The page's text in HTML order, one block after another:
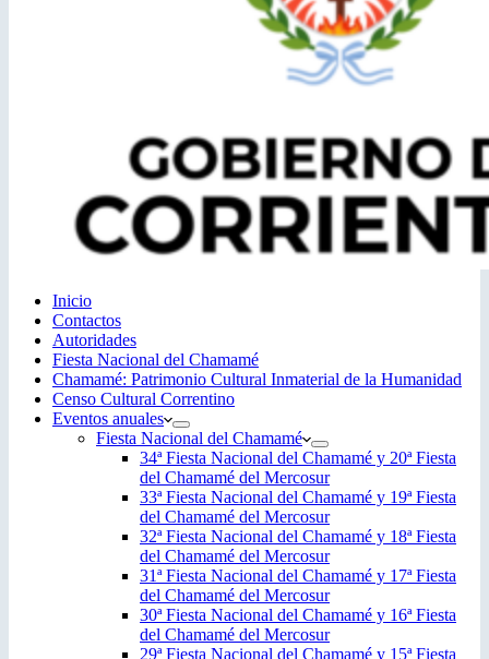
Inicio
Contactos
Autoridades
Fiesta Nacional del Chamamé
Chamamé: Patrimonio Cultural Inmaterial de la Humanidad
Censo Cultural Correntino
Eventos anuales
Fiesta Nacional del Chamamé
34ª Fiesta Nacional del Chamamé y 20ª Fiesta
del Chamamé del Mercosur
33ª Fiesta Nacional del Chamamé y 19ª Fiesta
del Chamamé del Mercosur
32ª Fiesta Nacional del Chamamé y 18ª Fiesta
del Chamamé del Mercosur
31ª Fiesta Nacional del Chamamé y 17ª Fiesta
del Chamamé del Mercosur
30ª Fiesta Nacional del Chamamé y 16ª Fiesta
del Chamamé del Mercosur
29ª Fiesta Nacional del Chamamé y 15ª Fiesta